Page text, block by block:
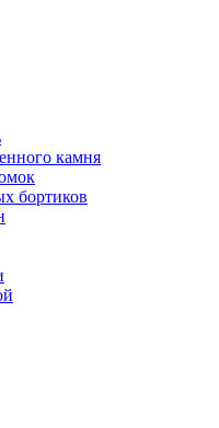
камня
бортиков